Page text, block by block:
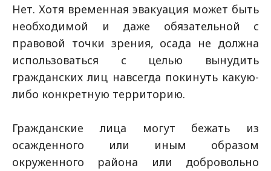
Нет. Хотя временная эвакуация может быть
необходимой и даже обязательной с
правовой точки зрения, осада не должна
использоваться с целью вынудить
гражданских лиц навсегда покинуть какую-
либо конкретную территорию.
Гражданские лица могут бежать из
осажденного или иным образом
окруженного района или добровольно